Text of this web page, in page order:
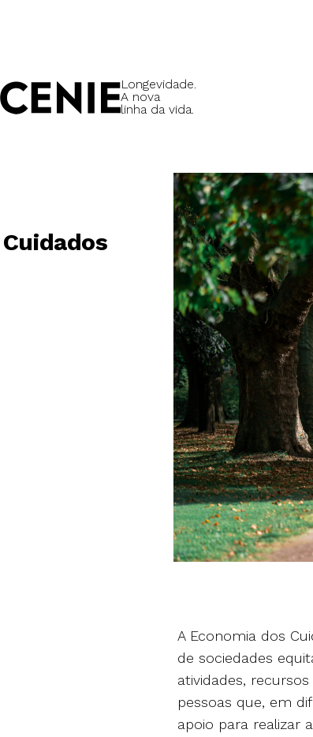
Longevidade.
A nova
linha da vida.
A Economia dos
de sociedades
atividades,
pessoas que, em
apoio para realizar